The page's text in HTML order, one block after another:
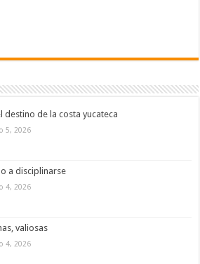
destino de la costa yucateca
5, 2026
a disciplinarse
4, 2026
valiosas
4, 2026